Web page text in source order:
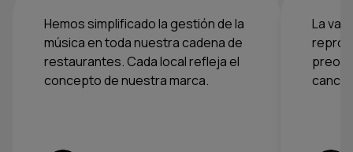
Hemos simplificado la gestión de la
música en toda nuestra cadena de
restaurantes. Cada local refleja el
concepto de nuestra marca.
La